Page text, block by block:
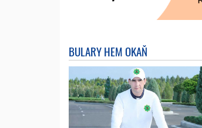
BULARY HEM OKAŇ